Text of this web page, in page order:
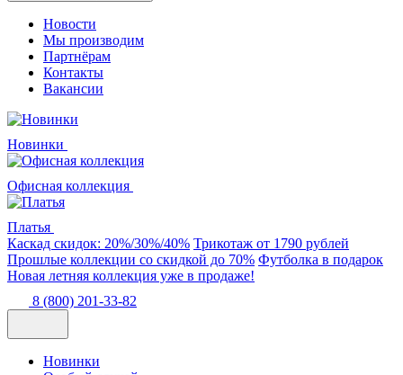
Новости
Мы производим
Партнёрам
Контакты
Вакансии
Новинки
Офисная коллекция
Платья
Каскад скидок: 20%/30%/40% Трикотаж от 1790 рублей
Прошлые коллекции со скидкой до 70% Футболка в подарок
Новая летняя коллекция уже в продаже!
8 (800) 201-33-82
Новинки